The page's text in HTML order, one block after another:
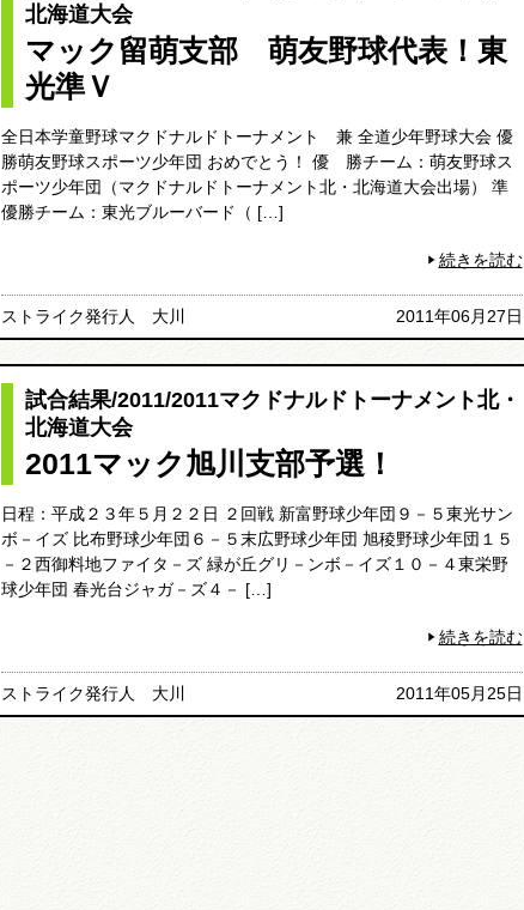
北海道大会
マック留萌支部 萌友野球代表！東
光準Ｖ
全日本学童野球マクドナルドトーナメント 兼 全道少年野球大会 優
勝萌友野球スポーツ少年団 おめでとう！ 優 勝チーム：萌友野球ス
ポーツ少年団（マクドナルドトーナメント北・北海道大会出場） 準
優勝チーム：東光ブルーバード（ […]
続きを読む
ストライク発行人 大川 2011年06月27日
試合結果/2011/2011マクドナルドトーナメント北・
北海道大会
2011マック旭川支部予選！
日程：平成２３年５月２２日 ２回戦 新富野球少年団９－５東光サン
ボ－イズ 比布野球少年団６－５末広野球少年団 旭稜野球少年団１５
－２西御料地ファイタ－ズ 緑が丘グリ－ンボ－イズ１０－４東栄野
球少年団 春光台ジャガ－ズ４－ […]
続きを読む
ストライク発行人 大川 2011年05月25日